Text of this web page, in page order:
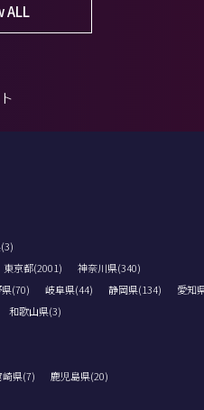
ALL
東京都(2001)
神奈川県(340)
(70) 岐阜県(44) 静岡県(134)
愛知
和歌山県(3)
崎県(7)
鹿児島県(20)